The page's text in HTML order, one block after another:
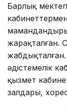
Барлық
жарақталған.
жабдықталған.
әдістемелік
қызмет
залдары,